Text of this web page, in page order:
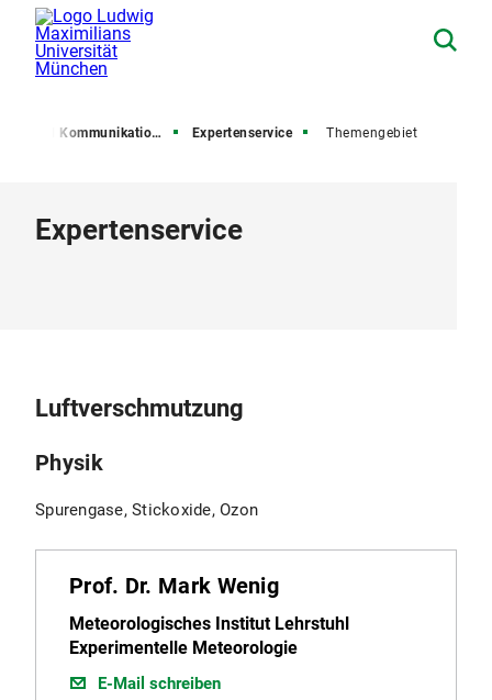
und Kommunikation (PuK) Expertenservice Themengebiet
Expertenservice
Luftverschmutzung
Physik
Spurengase, Stickoxide, Ozon
Prof. Dr. Mark Wenig
Meteorologisches Institut Lehrstuhl
Experimentelle Meteorologie
E-Mail schreiben